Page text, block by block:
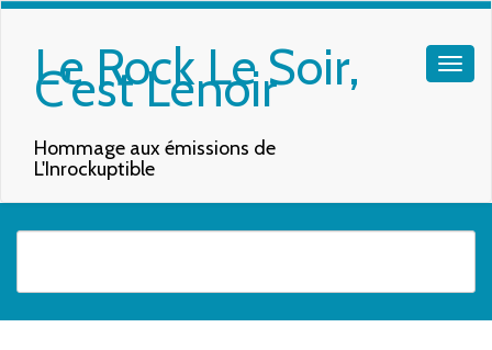
Le Rock Le Soir,
C'est Lenoir
Hommage aux émissions de
L'Inrockuptible